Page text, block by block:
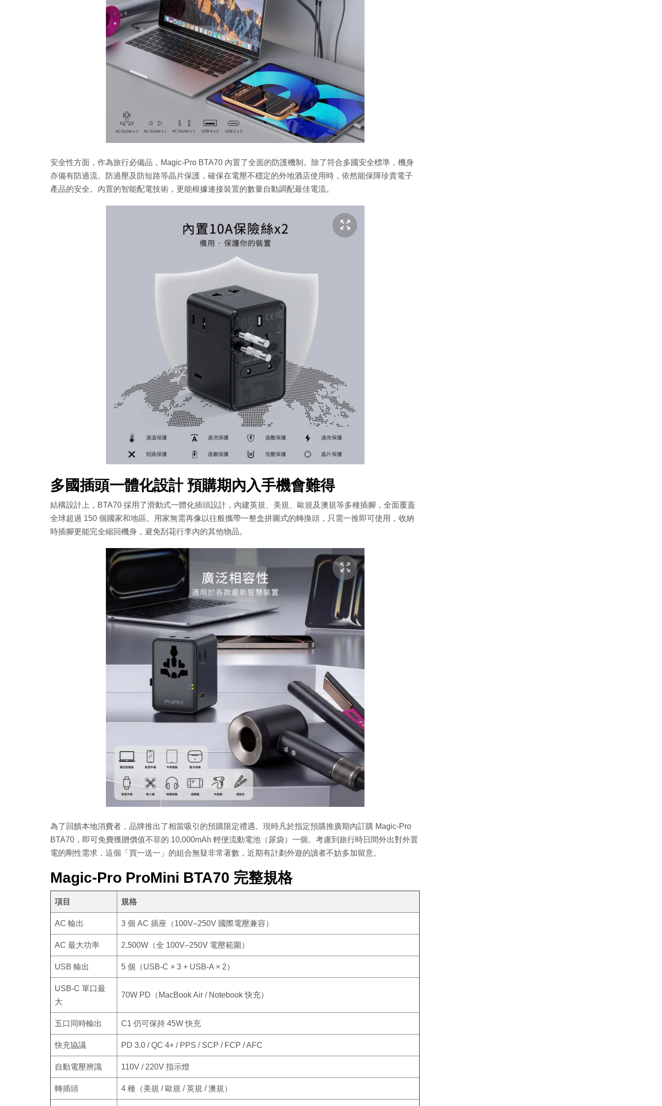
安全性方面，作為旅行必備品，Magic-Pro BTA70 內置了全面的防護機制。除了符合多國安全標準，機身
亦備有防過流、防過壓及防短路等晶片保護，確保在電壓不穩定的外地酒店使用時，依然能保障珍貴電子
產品的安全。內置的智能配電技術，更能根據連接裝置的數量自動調配最佳電流。
多國插頭一體化設計 預購期內入手機會難得
結構設計上，BTA70 採用了滑動式一體化插頭設計，內建英規、美規、歐規及澳規等多種插腳，全面覆蓋
全球超過 150 個國家和地區。用家無需再像以往般攜帶一整盒拼圖式的轉換頭，只需一推即可使用，收納
時插腳更能完全縮回機身，避免刮花行李內的其他物品。
為了回饋本地消費者，品牌推出了相當吸引的預購限定禮遇。現時凡於指定預購推廣期內訂購 Magic-Pro
BTA70，即可免費獲贈價值不菲的 10,000mAh 輕便流動電池（尿袋）一個。考慮到旅行時日間外出對外置
電的剛性需求，這個「買一送一」的組合無疑非常著數，近期有計劃外遊的讀者不妨多加留意。
Magic-Pro ProMini BTA70 完整規格
項目 規格
AC 輸出 3 個 AC 插座（100V–250V 國際電壓兼容）
AC 最大功率 2,500W（全 100V–250V 電壓範圍）
USB 輸出 5 個（USB-C × 3 + USB-A × 2）
USB-C 單口最
大
70W PD（MacBook Air / Notebook 快充）
五口同時輸出 C1 仍可保持 45W 快充
快充協議 PD 3.0 / QC 4+ / PPS / SCP / FCP / AFC
自動電壓辨識 110V / 220V 指示燈
轉插頭 4 種（美規 / 歐規 / 英規 / 澳規）